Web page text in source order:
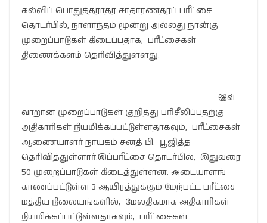
கல்விப் பொதுத்தராதர சாதாரணதரப் பரீட்சை
தொடர்பில், நாளாந்தம் மூன்று அல்லது நான்கு
முறைப்பாடுகள் கிடைப்பதாக, பரீட்சைகள்
திணைக்களம் தெரிவித்துள்ளது.
இவ்
வாறான முறைப்பாடுகள் குறித்து பரிசீலிப்பதற்கு
அதிகாரிகள் நியமிக்கப்பட்டுள்ளதாகவும், பரீட்சைகள்
ஆணையாளர் நாயகம் சனத் பி. பூஜித்த
தெரிவித்துள்ளார்.இப்பரீட்சை தொடர்பில், இதுவரை
50 முறைப்பாடுகள் கிடைத்துள்ளன. அடையாளங்
காணப்பட்டுள்ள 3 ஆயிரத்துக்கும் மேற்பட்ட பரீட்சை
மத்திய நிலையங்களில், மேலதிகமாக அதிகாரிகள்
நியமிக்கப்பட்டுள்ளதாகவும், பரீட்சைகள்